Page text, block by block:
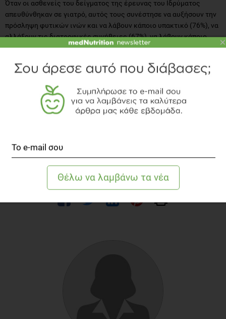
Όταν οι ασθενείς του δείγματος της έρευνας του Ιδρύματος
απευθύνθηκαν σε γιατρό, αυτός τους συνέστησε να αυξήσουν την
πρόσληψη φυτικών ινών και να λάβουν κάποιο υπακτικό (76%), να
αλλάξουν τις διατροφικές συνήθειες (67%), να λάβουν κάποιο
παραδοσιακά χρησιμοποιούμενο προϊόν (38%), να αυξήσουν τη
ερωτηθέντων συστήθηκε η περιστασιακή λήψη και μόνο στο 13%
η προληπτική λήψη. Ανάλογες με τις παραπάνω ήταν και οι μη
ιατρικές συμβουλές. Το 46% των ερωτηθέντων δήλωσε ότι
εθισμού (61%), ο φόβος για βλάβη στο έντερο (55%) και οι πιθανές
παρενέργειες (30%).
×